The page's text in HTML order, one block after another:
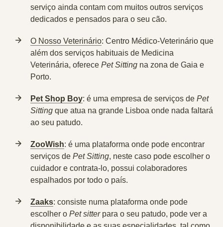
serviço ainda contam com muitos outros serviços
dedicados e pensados para o seu cão.
O Nosso Veterinário: Centro Médico-Veterinário que
além dos serviços habituais de Medicina
Veterinária, oferece Pet Sitting na zona de Gaia e
Porto.
Pet Shop Boy: é uma empresa de serviços de Pet
Sitting que atua na grande Lisboa onde nada faltará
ao seu patudo.
ZooWish: é uma plataforma onde pode encontrar
serviços de Pet Sitting, neste caso pode escolher o
cuidador e contrata-lo, possui colaboradores
espalhados por todo o país.
Zaaks: consiste numa plataforma onde pode
escolher o Pet sitterpara o seu patudo, pode ver a